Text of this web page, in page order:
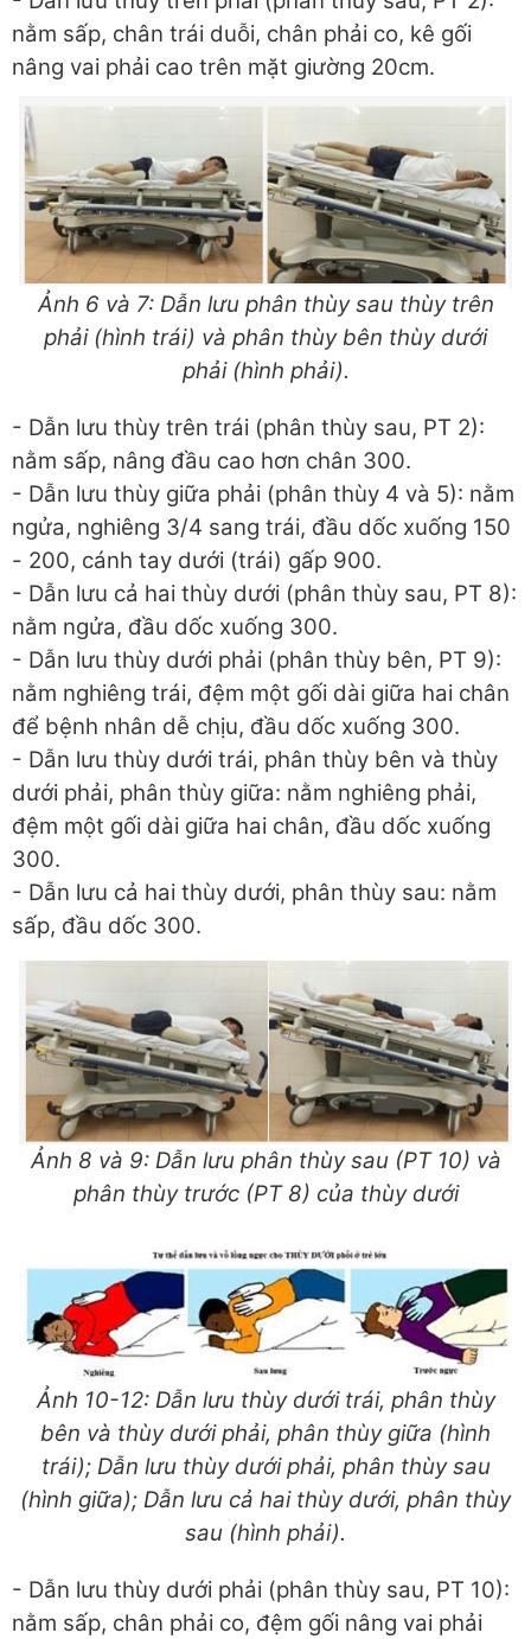
nằm sấp, chân trái duỗi, chân phải co, kê gối
nâng vai phải cao trên mặt giường 20cm.
Ảnh 6 và 7: Dẫn lưu phân thùy sau thùy trên
phải (hình trái) và phân thùy bên thùy dưới
phải (hình phải).
- Dẫn lưu thùy trên trái (phân thùy sau, PT 2):
nằm sấp, nâng đầu cao hơn chân 300.
- Dẫn lưu thùy giữa phải (phân thùy 4 và 5): nằm
ngửa, nghiêng 3/4 sang trái, đầu dốc xuống 150
- 200, cánh tay dưới (trái) gấp 900.
- Dẫn lưu cả hai thùy dưới (phân thùy sau, PT 8):
nằm ngửa, đầu dốc xuống 300.
- Dẫn lưu thùy dưới phải (phân thùy bên, PT 9):
nằm nghiêng trái, đệm một gối dài giữa hai chân
để bệnh nhân dễ chịu, đầu dốc xuống 300.
- Dẫn lưu thùy dưới trái, phân thùy bên và thùy
dưới phải, phân thùy giữa: nằm nghiêng phải,
đệm một gối dài giữa hai chân, đầu dốc xuống
300.
- Dẫn lưu cả hai thùy dưới, phân thùy sau: nằm
sấp, đầu dốc 300.
Ảnh 8 và 9: Dẫn lưu phân thùy sau (PT 10) và
phân thùy trước (PT 8) của thùy dưới
Ảnh 10-12: Dẫn lưu thùy dưới trái, phân thùy
bên và thùy dưới phải, phân thùy giữa (hình
trái); Dẫn lưu thùy dưới phải, phân thùy sau
(hình giữa); Dẫn lưu cả hai thùy dưới, phân thùy
sau (hình phải).
- Dẫn lưu thùy dưới phải (phân thùy sau, PT 10):
nằm sấp, chân phải co, đệm gối nâng vai phải